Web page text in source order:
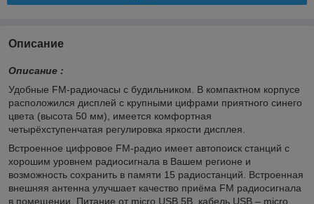
Описание
Описание :
Удобные FM-радиочасы с будильником. В компактном корпусе
расположился дисплей с крупными цифрами приятного синего
цвета (высота 50 мм), имеется комфортная
четырёхступенчатая регулировка яркости дисплея.
Встроенное цифровое FM-радио имеет автопоиск станций с
хорошим уровнем радиосигнала в Вашем регионе и
возможность сохранить в памяти 15 радиостанций. Встроенная
внешняя антенна улучшает качество приёма FM радиосигнала
в помещении. Питание от micro USB 5В, кабель USB – micro